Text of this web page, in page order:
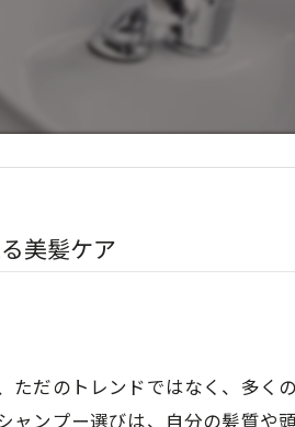
美髪ケア
ただのトレンドではなく、多く
ャンプー選びは、自分の髪質や